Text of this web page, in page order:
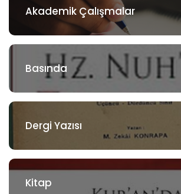
Akademik Çalışmalar
Basında
Dergi Yazısı
Kitap